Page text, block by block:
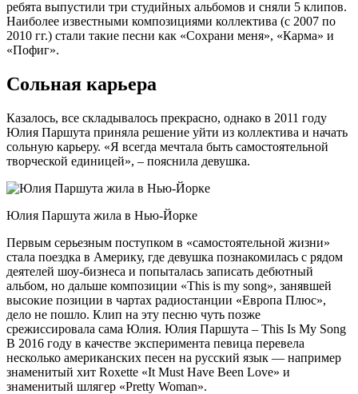
ребята выпустили три студийных альбомов и сняли 5 клипов.
Наиболее известными композициями коллектива (с 2007 по
2010 гг.) стали такие песни как «Сохрани меня», «Карма» и
«Пофиг».
Сольная карьера
Казалось, все складывалось прекрасно, однако в 2011 году
Юлия Паршута приняла решение уйти из коллектива и начать
сольную карьеру. «Я всегда мечтала быть самостоятельной
творческой единицей», – пояснила девушка.
Юлия Паршута жила в Нью-Йорке
Первым серьезным поступком в «самостоятельной жизни»
стала поездка в Америку, где девушка познакомилась с рядом
деятелей шоу-бизнеса и попыталась записать дебютный
альбом, но дальше композиции «This is my song», занявшей
высокие позиции в чартах радиостанции «Европа Плюс»,
дело не пошло. Клип на эту песню чуть позже
срежиссировала сама Юлия. Юлия Паршута – This Is My Song
В 2016 году в качестве эксперимента певица перевела
несколько американских песен на русский язык — например
знаменитый хит Roxette «It Must Have Been Love» и
знаменитый шлягер «Pretty Woman».